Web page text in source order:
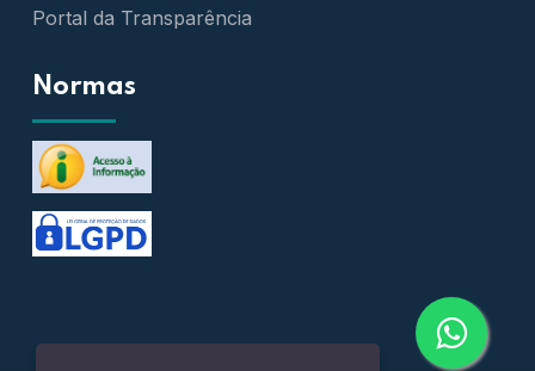
Portal da Transparência
Normas